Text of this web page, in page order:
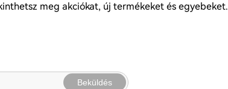
meg akciókat, új termékeket és egyebeket.
Beküldés